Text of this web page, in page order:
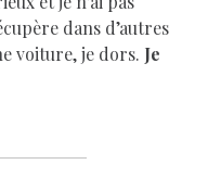
dans d’autres
voiture, je dors. Je